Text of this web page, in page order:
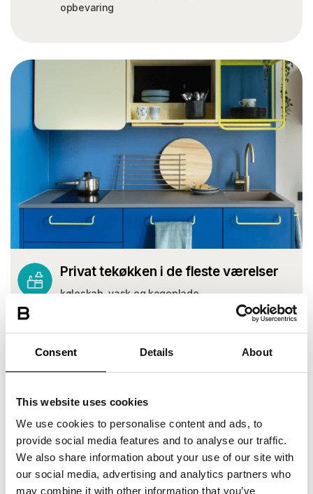
Consent Details About
This website uses cookies
We use cookies to personalise content and ads, to
provide social media features and to analyse our traffic.
We also share information about your use of our site with
our social media, advertising and analytics partners who
may combine it with other information that you’ve
opbevaring
Privat tekøkken i de fleste værelser
køleskab, vask og kogeplade